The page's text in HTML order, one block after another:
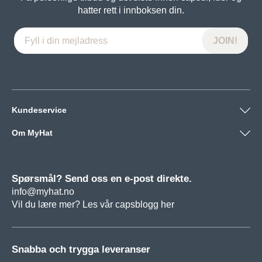
hatter rett i innboksen din.
Kundeservice
Om MyHat
Spørsmål? Send oss en e-post direkte.
info@myhat.no
Vil du lære mer? Les vår capsblogg her
Snabba och trygga leveranser